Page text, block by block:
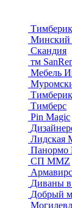
Минский
Скандия
тм
Мебель
Тимберс
Pin Magic
Лидская
Панормо
СП ММZ
Диваны в
Добрый